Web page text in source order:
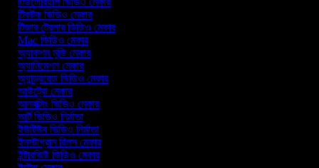
টিকটক ভিডিও মেকার
টিজার ট্রেলার ভিডিও মেকার
Mac ভিডিও মেকার
অ্যাকশন মুভি মেকার
অ্যানিমেশন মেকার
অ্যান্ড্রয়েড ভিডিও মেকার
আউট্রো মেকার
আনবক্সিং ভিডিও মেকার
আর্ট ভিডিও নির্মাতা
ইউটিউব ভিডিও নির্মাতা
ইনস্টাগ্রাম রিলস মেকার
ইন্টারভিউ ভিডিও মেকার